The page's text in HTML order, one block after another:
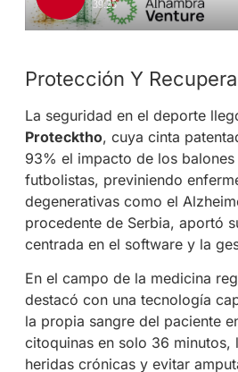
Protección Y
La seguridad en el deporte
Protecktho, cuya cinta
93% el impacto de los
futbolistas, previniendo
degenerativas como el
procedente de Serbia, aportó
centrada en el software y la
En el campo de la medicina
destacó con una tecnología
la propia sangre del paciente
citoquinas en solo 36 minutos,
heridas crónicas y evitar